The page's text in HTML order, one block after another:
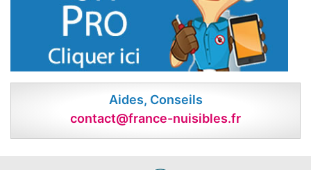
Aides, Conseils
contact@france-nuisibles.fr